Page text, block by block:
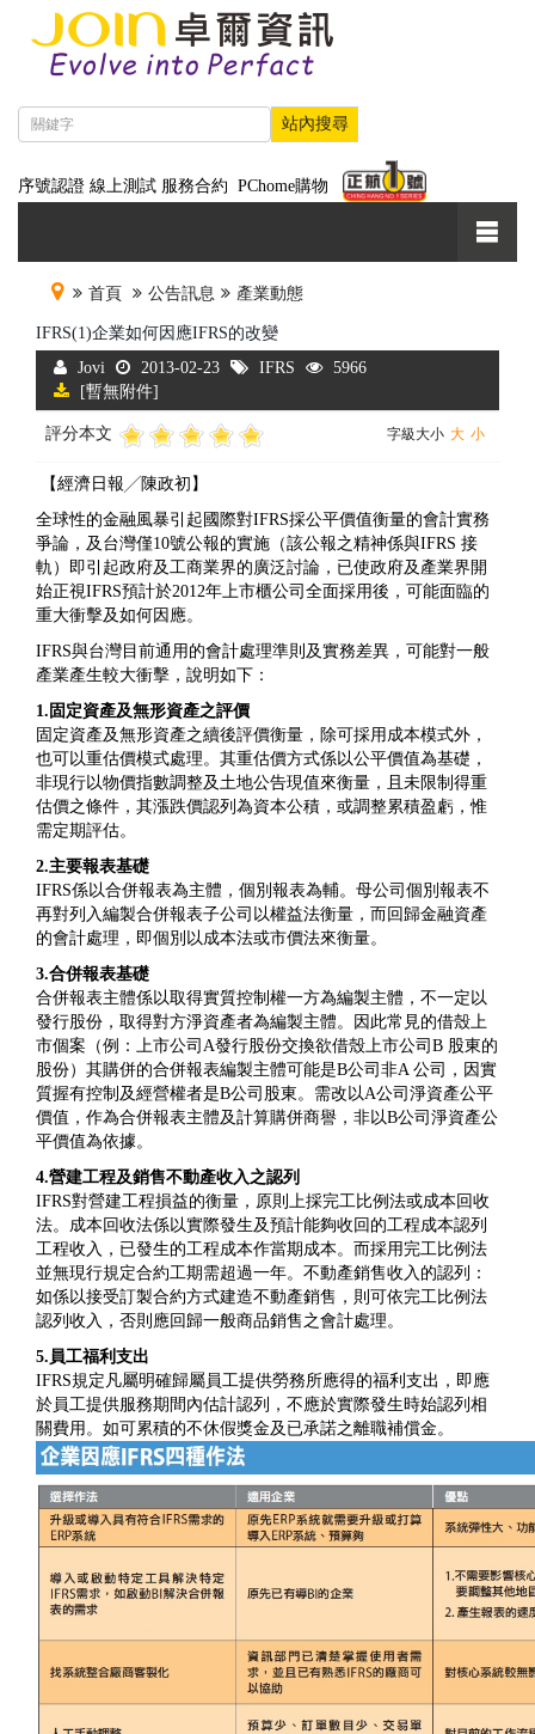
序號認證 線上測試 服務合約 PChome購物
首頁 公告訊息 產業動態
IFRS(1)企業如何因應IFRS的改變
Jovi
2013-02-23 IFRS
5966
[暫無附件]
評分本文 字級大小 大 小
【經濟日報╱陳政初】
全球性的金融風暴引起國際對IFRS採公平價值衡量的會計實務
爭論，及台灣僅10號公報的實施（該公報之精神係與IFRS 接
軌）即引起政府及工商業界的廣泛討論，已使政府及產業界開
始正視IFRS預計於2012年上市櫃公司全面採用後，可能面臨的
重大衝擊及如何因應。
IFRS與台灣目前通用的會計處理準則及實務差異，可能對一般
產業產生較大衝擊，說明如下：
1.固定資產及無形資產之評價
固定資產及無形資產之續後評價衡量，除可採用成本模式外，
也可以重估價模式處理。其重估價方式係以公平價值為基礎，
非現行以物價指數調整及土地公告現值來衡量，且未限制得重
估價之條件，其漲跌價認列為資本公積，或調整累積盈虧，惟
需定期評估。
2.主要報表基礎
IFRS係以合併報表為主體，個別報表為輔。母公司個別報表不
再對列入編製合併報表子公司以權益法衡量，而回歸金融資產
的會計處理，即個別以成本法或市價法來衡量。
3.合併報表基礎
合併報表主體係以取得實質控制權一方為編製主體，不一定以
發行股份，取得對方淨資產者為編製主體。因此常見的借殼上
市個案（例：上市公司A發行股份交換欲借殼上市公司B 股東的
股份）其購併的合併報表編製主體可能是B公司非A 公司，因實
質握有控制及經營權者是B公司股東。需改以A公司淨資產公平
價值，作為合併報表主體及計算購併商譽，非以B公司淨資產公
平價值為依據。
4.營建工程及銷售不動產收入之認列
IFRS對營建工程損益的衡量，原則上採完工比例法或成本回收
法。成本回收法係以實際發生及預計能夠收回的工程成本認列
工程收入，已發生的工程成本作當期成本。而採用完工比例法
並無現行規定合約工期需超過一年。不動產銷售收入的認列：
如係以接受訂製合約方式建造不動產銷售，則可依完工比例法
認列收入，否則應回歸一般商品銷售之會計處理。
5.員工福利支出
IFRS規定凡屬明確歸屬員工提供勞務所應得的福利支出，即應
於員工提供服務期間內估計認列，不應於實際發生時始認列相
關費用。如可累積的不休假獎金及已承諾之離職補償金。